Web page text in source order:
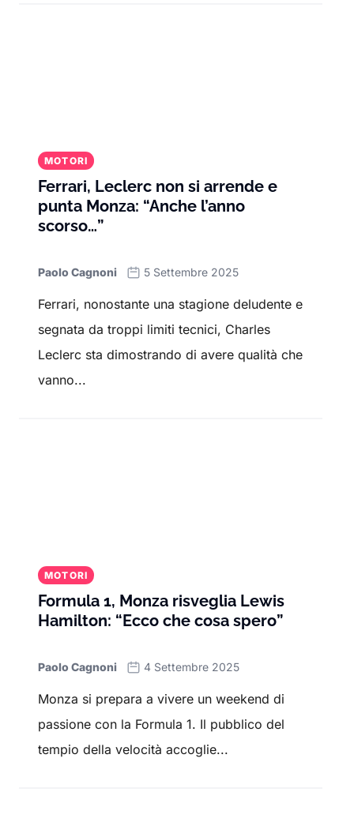
MOTORI
Ferrari, Leclerc non si arrende e
punta Monza: “Anche l’anno
scorso…”
Paolo Cagnoni 5 Settembre 2025
Ferrari, nonostante una stagione deludente e
segnata da troppi limiti tecnici, Charles
Leclerc sta dimostrando di avere qualità che
vanno...
MOTORI
Formula 1, Monza risveglia Lewis
Hamilton: “Ecco che cosa spero”
Paolo Cagnoni 4 Settembre 2025
Monza si prepara a vivere un weekend di
passione con la Formula 1. Il pubblico del
tempio della velocità accoglie...